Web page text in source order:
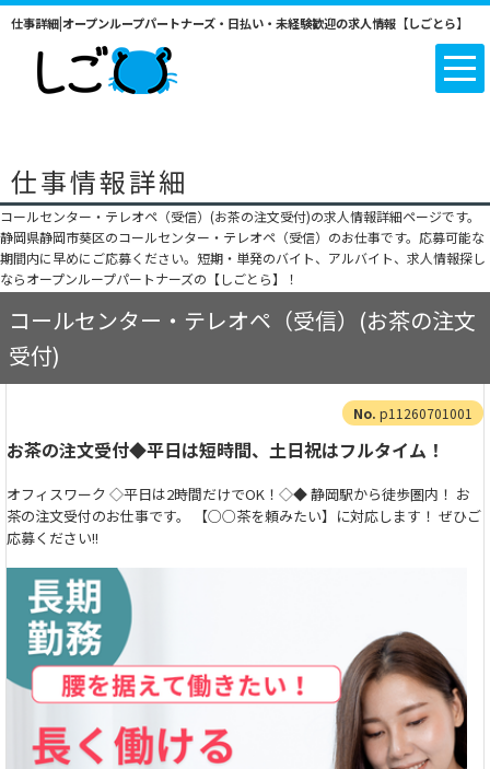
仕事詳細|オープンループパートナーズ・日払い・未経験歓迎の求人情報【しごとら】
仕事情報詳細
コールセンター・テレオペ（受信）(お茶の注文受付)の求人情報詳細ページです。
静岡県静岡市葵区のコールセンター・テレオペ（受信）のお仕事です。応募可能な
期間内に早めにご応募ください。短期・単発のバイト、アルバイト、求人情報探し
ならオープンループパートナーズの【しごとら】！
コールセンター・テレオペ（受信）(お茶の注文
受付)
p11260701001
お茶の注文受付◆平日は短時間、土日祝はフルタイム！
オフィスワーク ◇平日は2時間だけでOK！◇◆ 静岡駅から徒歩圏内！ お
茶の注文受付のお仕事です。 【○○茶を頼みたい】に対応します！ ぜひご
応募ください!!